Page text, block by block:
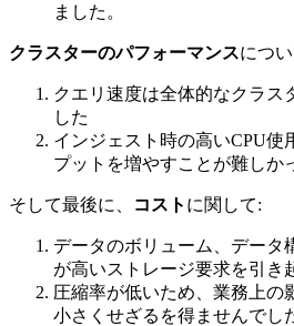
ました。
クラスターのパフォーマンスにつ
クエリ速度は全体的なクラス
した
インジェスト時の高いCPU使
プットを増やすことが難しか
そして最後に、 コスト に関して:
データのボリューム、データ
が高いストレージ要求を引き
圧縮率が低いため、業務上の
小さくせざるを得ませんでし